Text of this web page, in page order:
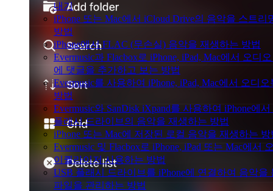
내기
iPhone 또는 Mac에서 iCloud Drive의 음악을 스트리
방법
iPhone에서 FLAC (무손실) 음악을 재생하는 방법
Evermusic과 Flacbox로 iPhone, iPad, Mac에서 오디
에 댓글을 추가하고 보는 방법
Evermusic를 사용하여 iPhone, iPad, Mac에서 오디
방법
Evermusic와 SanDisk iXpand를 사용하여 iPhone에
플래시 드라이브의 음악을 재생하는 방법
iPhone 또는 Mac에 저장된 로컬 음악을 재생하는 방
Evermusic 및 Flacbox로 iPhone, iPad 또는 Mac에서
이퀄라이저 사용하는 방법
USB 플래시 드라이브를 iPhone에 연결하여 음악을
파일을 관리하는 방법